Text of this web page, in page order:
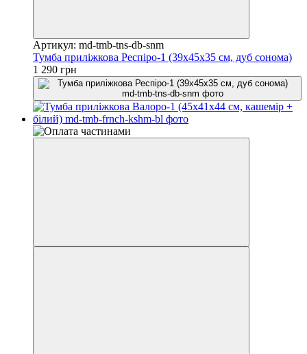
Артикул: md-tmb-tns-db-snm
Тумба приліжкова Респіро-1 (39х45х35 см, дуб сонома)
1 290 грн